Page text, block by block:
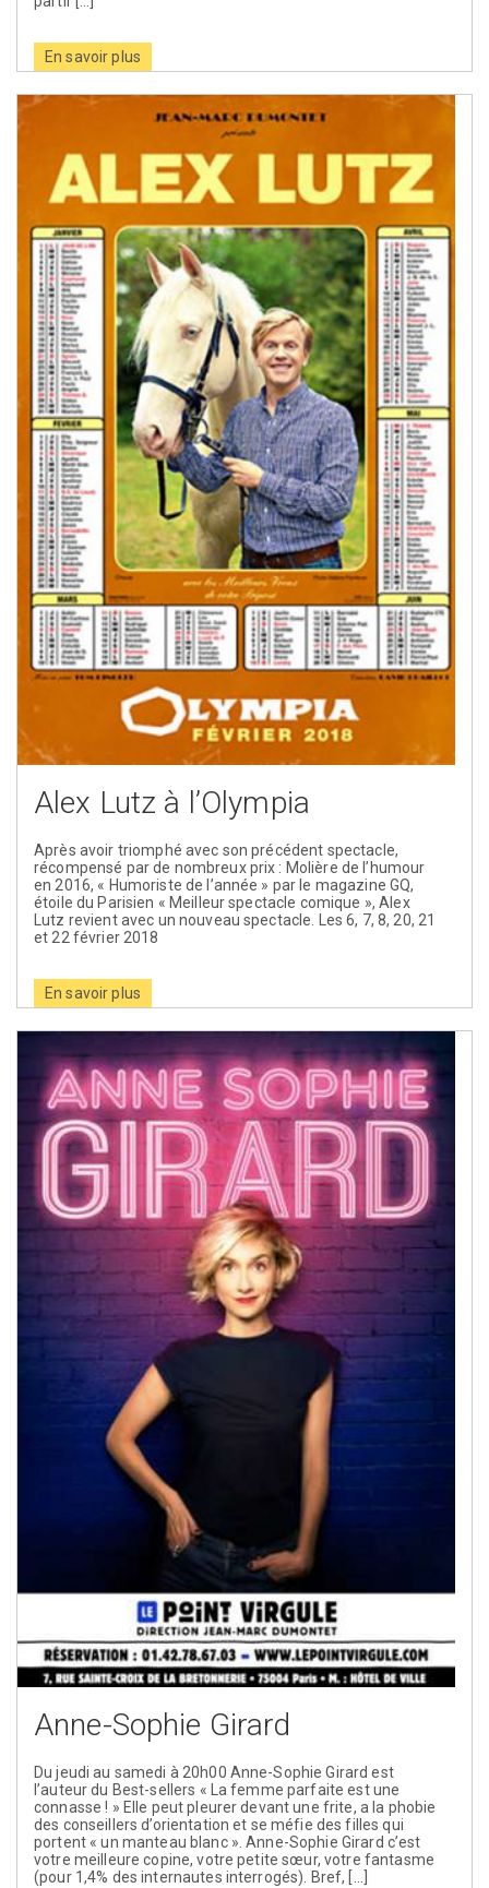
En savoir plus
Alex Lutz à l’Olympia
Après avoir triomphé avec son précédent spectacle,
récompensé par de nombreux prix : Molière de l’humour
en 2016, « Humoriste de l’année » par le magazine GQ,
étoile du Parisien « Meilleur spectacle comique », Alex
Lutz revient avec un nouveau spectacle. Les 6, 7, 8, 20, 21
et 22 février 2018
En savoir plus
Anne-Sophie Girard
Du jeudi au samedi à 20h00 Anne-Sophie Girard est
l’auteur du Best-sellers « La femme parfaite est une
connasse ! » Elle peut pleurer devant une frite, a la phobie
des conseillers d’orientation et se méfie des filles qui
portent « un manteau blanc ». Anne-Sophie Girard c’est
votre meilleure copine, votre petite sœur, votre fantasme
(pour 1,4% des internautes interrogés). Bref, […]